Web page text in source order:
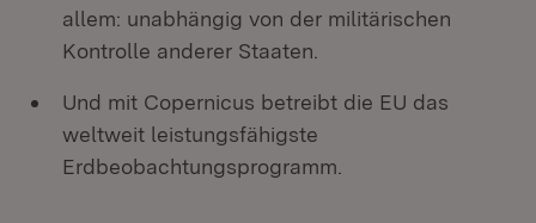
allem: unabhängig von der militärischen
Kontrolle anderer Staaten.
Und mit Copernicus betreibt die EU das
weltweit leistungsfähigste
Erdbeobachtungsprogramm.